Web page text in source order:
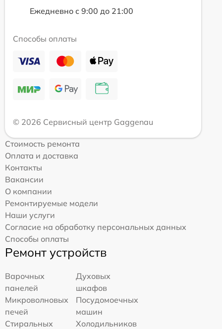
Ежедневно с 9:00 до 21:00
Способы оплаты
© 2026 Сервисный центр Gaggenau
Стоимость ремонта
Оплата и доставка
Контакты
Вакансии
О компании
Ремонтируемые модели
Наши услуги
Согласие на обработку персональных данных
Способы оплаты
Ремонт устройств
Варочных
панелей
Духовых
шкафов
Микроволновых
печей
Посудомоечных
машин
Стиральных
Холодильников